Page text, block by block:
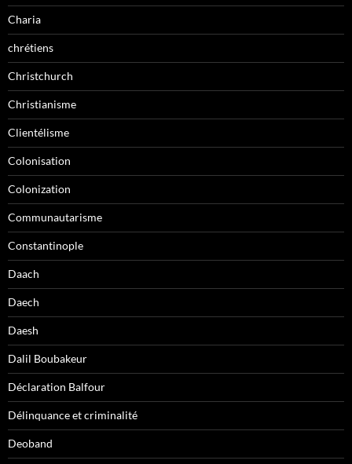
Charia
chrétiens
Christchurch
Christianisme
Clientélisme
Colonisation
Colonization
Communautarisme
Constantinople
Daach
Daech
Daesh
Dalil Boubakeur
Déclaration Balfour
Délinquance et criminalité
Deoband